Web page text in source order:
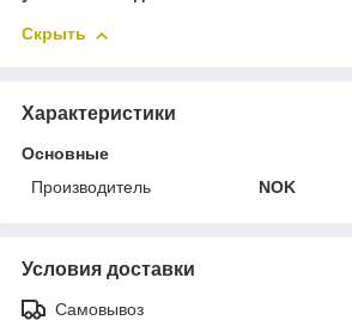
Скрыть
Характеристики
Основные
Производитель
NOK
Условия доставки
Самовывоз